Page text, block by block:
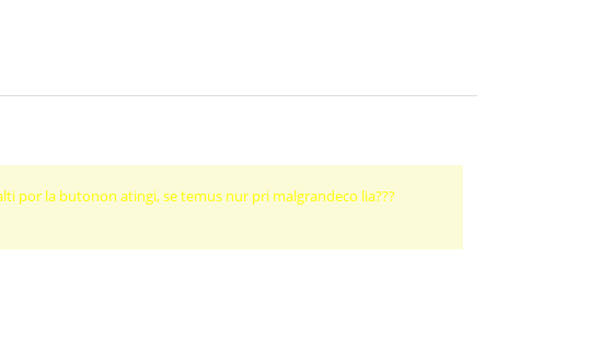
por la butonon atingi, se temus nur pri malgrandeco lia???